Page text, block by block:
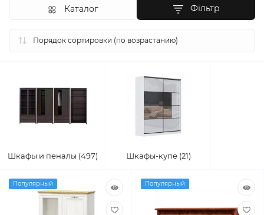
Фільтр
Каталог
Шкафы и пеналы (497) Шкафы-купе (21)
Популярный Популярный